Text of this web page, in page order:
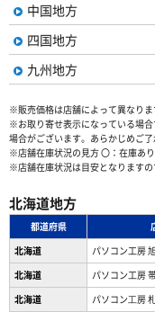
中国地方
四国地方
九州地方
※販売価格は店舗によって異なりま
※お取り寄せ表示になっている場
場合がございます。あらかじめご了
※店舗在庫状況の見方 〇：在庫あ
※店舗在庫状況は目安となりますの
北海道地方
都道府県
北海道
パソコン工房
北海道
パソコン工房
北海道
パソコン⼯房